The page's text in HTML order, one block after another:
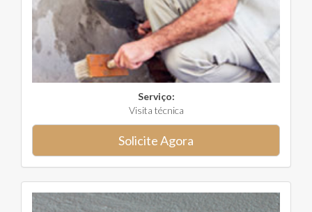
Serviço:
Visita técnica
Solicite Agora